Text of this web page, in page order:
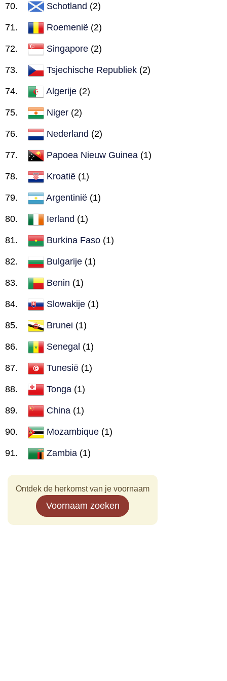
Schotland (2)
Roemenië (2)
Singapore (2)
Tsjechische Republiek (2)
Algerije (2)
Niger (2)
Nederland (2)
Papoea Nieuw Guinea (1)
Kroatië (1)
Argentinië (1)
Ierland (1)
Burkina Faso (1)
Bulgarije (1)
Benin (1)
Slowakije (1)
Brunei (1)
Senegal (1)
Tunesië (1)
Tonga (1)
China (1)
Mozambique (1)
Zambia (1)
Ontdek de herkomst van je voornaam
Voornaam zoeken